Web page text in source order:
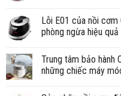
Lỗi E01 của nồi
phòng ngừa hiệu quả
Trung tâm bảo hành
những chiếc máy